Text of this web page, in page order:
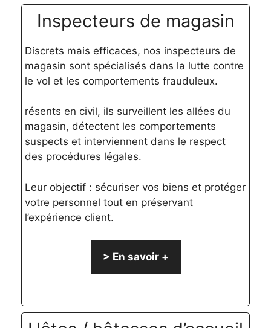
Inspecteurs de magasin
Discrets mais efficaces, nos inspecteurs de
magasin sont spécialisés dans la lutte contre
le vol et les comportements frauduleux.
résents en civil, ils surveillent les allées du
magasin, détectent les comportements
suspects et interviennent dans le respect
des procédures légales.
Leur objectif : sécuriser vos biens et protéger
votre personnel tout en préservant
l’expérience client.
> En savoir +